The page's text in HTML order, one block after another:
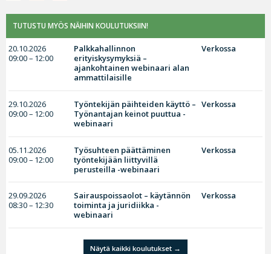
TUTUSTU MYÖS NÄIHIN KOULUTUKSIIN!
20.10.2026
09:00 – 12:00
Palkkahallinnon
erityiskysymyksiä –
ajankohtainen webinaari alan
ammattilaisille
Verkossa
29.10.2026
09:00 – 12:00
Työntekijän päihteiden käyttö –
Työnantajan keinot puuttua -
webinaari
Verkossa
05.11.2026
09:00 – 12:00
Työsuhteen päättäminen
työntekijään liittyvillä
perusteilla -webinaari
Verkossa
29.09.2026
08:30 – 12:30
Sairauspoissaolot – käytännön
toiminta ja juridiikka -
webinaari
Verkossa
Näytä kaikki koulutukset